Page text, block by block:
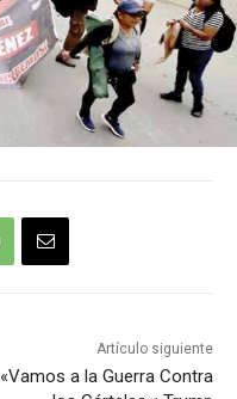
Artículo siguiente
«Vamos a la Guerra Contra